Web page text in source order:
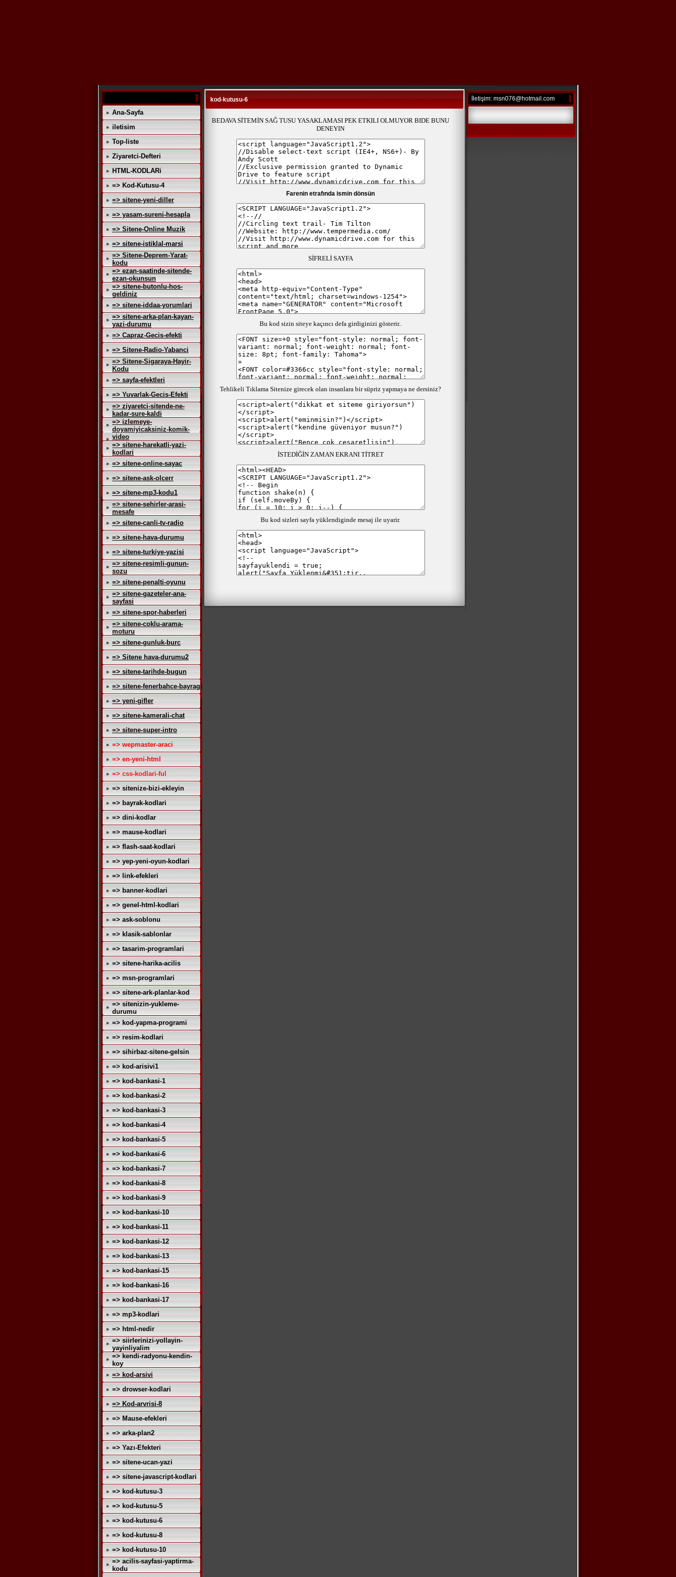
Ana-Sayfa
iletisim
Top-liste
Ziyaretci-Defteri
HTML-KODLARi
=> Kod-Kutusu-4
=> sitene-yeni-diller
=> yasam-sureni-hesapla
=> Sitene-Online Muzik
=> sitene-istiklal-marsi
=> Sitene-Deprem-Yarat-
kodu
=> ezan-saatinde-sitende-
ezan-okunsun
=> sitene-butonlu-hos-
geldiniz
=> sitene-iddaa-yorumlari
=> sitene-arka-plan-kayan-
yazi-durumu
=> Capraz-Gecis-efekti
=> Sitene-Radio-Yabanci
=> Sitene-Sigaraya-Hayir-
Kodu
=> sayfa-efektleri
=> Yuvarlak-Gecis-Efekti
=> ziyaretci-sitende-ne-
kadar-sure-kaldi
=> izlemeye-
doyamiyicaksiniz-komik-
video
=> sitene-harekatli-yazi-
kodlari
=> sitene-online-sayac
=> sitene-ask-olcerr
=> sitene-mp3-kodu1
=> sitene-sehirler-arasi-
mesafe
=> sitene-canli-tv-radio
=> sitene-hava-durumu
=> sitene-turkiye-yazisi
=> sitene-resimli-gunun-
sozu
=> sitene-penalti-oyunu
=> sitene-gazeteler-ana-
sayfasi
=> sitene-spor-haberleri
=> sitene-coklu-arama-
moturu
=> sitene-gunluk-burc
=> Sitene hava-durumu2
=> sitene-tarihde-bugun
=> sitene-fenerbahce-bayragi
=> yeni-gifler
=> sitene-kamerali-chat
=> sitene-super-intro
=> wepmaster-araci
=> en-yeni-html
=> css-kodlari-ful
=> sitenize-bizi-ekleyin
=> bayrak-kodlari
=> dini-kodlar
=> mause-kodlari
=> flash-saat-kodlari
=> yep-yeni-oyun-kodlari
=> link-efekleri
=> banner-kodlari
=> genel-html-kodlari
=> ask-soblonu
=> klasik-sablonlar
=> tasarim-programlari
=> sitene-harika-acilis
=> msn-programlari
=> sitene-ark-planlar-kod
=> sitenizin-yukleme-
durumu
=> kod-yapma-programi
=> resim-kodlari
=> sihirbaz-sitene-gelsin
=> kod-arisivi1
=> kod-bankasi-1
=> kod-bankasi-2
=> kod-bankasi-3
=> kod-bankasi-4
=> kod-bankasi-5
=> kod-bankasi-6
=> kod-bankasi-7
=> kod-bankasi-8
=> kod-bankasi-9
=> kod-bankasi-10
=> kod-bankasi-11
=> kod-bankasi-12
=> kod-bankasi-13
=> kod-bankasi-15
=> kod-bankasi-16
=> kod-bankasi-17
=> mp3-kodlari
=> html-nedir
=> siirlerinizi-yollayin-
yayinliyalim
=> kendi-radyonu-kendin-
koy
=> kod-arsivi
=> drowser-kodlari
=> Kod-arvrisi-8
=> Mause-efekleri
=> arka-plan2
=> Yazı-Efekteri
=> sitene-ucan-yazi
=> sitene-javascript-kodlari
=> kod-kutusu-3
=> kod-kutusu-5
=> kod-kutusu-6
=> kod-kutusu-8
=> kod-kutusu-10
=> acilis-sayfasi-yaptirma-
kodu
kod-kutusu-6
BEDAVA SİTEMİN SAĞ TUSU YASAKLAMASI PEK ETKILI OLMUYOR BIDE BUNU
DENEYIN
Farenin etrafında ismin dönsün
SİFRELİ SAYFA
Bu kod sizin siteye kaçıncı defa girdiginizi gösterir..
Tehlikeli Tıklama Sitenize girecek olan insanlara bir süpriz yapmaya ne dersiniz?
İSTEDİĞİN ZAMAN EKRANI TİTRET
Bu kod sizleri sayfa yüklendiginde mesaj ile uyarir.
İletişim: msn076@hotmail.com